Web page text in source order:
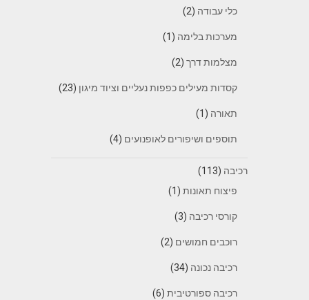
כלי עבודה (2)
מערכות בלימה (1)
מצלמות דרך(2)
קסדות מעילים כפפות נעליים וציוד מיגון (23)
תאורה (1)
תוספים ושיפורים לאופנועים (4)
רכיבה (113)
פיצוח תאונות(1)
קורסי רכיבה (3)
רוכבים חמושים (2)
רכיבה נכונה (34)
רכיבה ספורטיבית(6)